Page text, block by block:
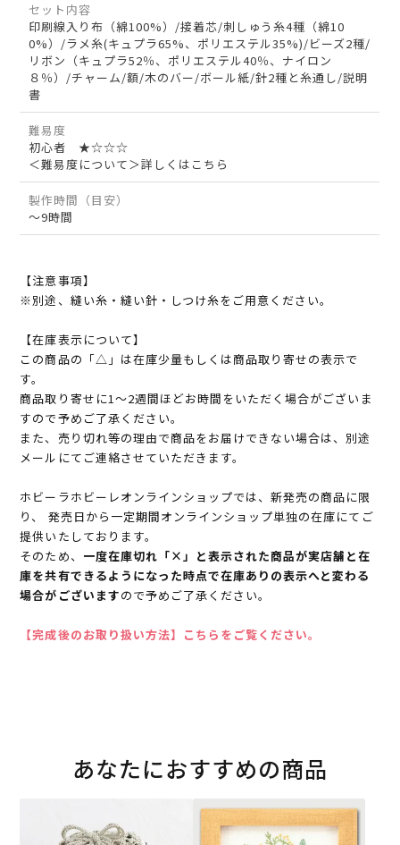
セット内容
印刷線入り布（綿100%）/接着芯/刺しゅう糸4種（綿10
0%）/ラメ糸(キュプラ65%、ポリエステル35%)/ビーズ2種/
リボン（キュプラ52％、ポリエステル40％、ナイロン
８％）/チャーム/額/木のバー/ボール紙/針2種と糸通し/説明
書
難易度
初心者 ★☆☆☆
＜難易度について＞詳しくはこちら
製作時間（目安）
～9時間
【注意事項】
※別途、縫い糸・縫い針・しつけ糸をご用意ください。
【在庫表示について】
この商品の「△」は在庫少量もしくは商品取り寄せの表示で
す。
商品取り寄せに1～2週間ほどお時間をいただく場合がございま
すので予めご了承ください。
また、売り切れ等の理由で商品をお届けできない場合は、別途
メールにてご連絡させていただきます。
ホビーラホビーレオンラインショップでは、新発売の商品に限
り、 発売日から一定期間オンラインショップ単独の在庫にてご
提供いたしております。
そのため、 一度在庫切れ「×」と表示された商品が実店舗と在
庫を共有できるようになった時点で在庫ありの表示へと変わる
場合がございますので予めご了承ください。
【完成後のお取り扱い方法】こちらをご覧ください。
あなたにおすすめの商品